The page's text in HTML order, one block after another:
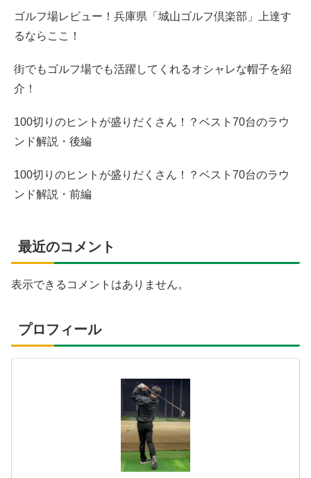
ゴルフ場レビュー！兵庫県「城山ゴルフ倶楽部」上達す
るならここ！
街でもゴルフ場でも活躍してくれるオシャレな帽子を紹
介！
100切りのヒントが盛りだくさん！？ベスト70台のラウ
ンド解説・後編
100切りのヒントが盛りだくさん！？ベスト70台のラウ
ンド解説・前編
最近のコメント
表示できるコメントはありません。
プロフィール